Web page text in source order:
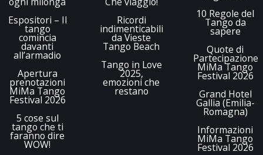
Espositori – Il
tango
comincia
davanti
all’armadio
Apertura
prenotazioni
MiMa Tango
Festival 2026
5 cose sul
tango che ti
faranno dire
WOW!
Ricordi
indimenticabili
da Vieste
Tango Beach
Tango in Love
2025,
emozioni che
restano
10 Regole del
Tango da
sapere
Quote di
Partecipazione
MiMa Tango
Festival 2026
Grand Hotel
Gallia (Emilia-
Romagna)
Informazioni
MiMa Tango
Festival 2026